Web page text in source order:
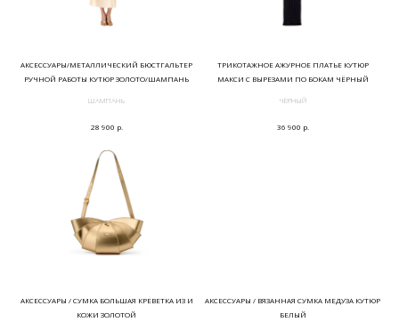
АКСЕССУАРЫ/МЕТАЛЛИЧЕСКИЙ БЮСТГАЛЬТЕР
РУЧНОЙ РАБОТЫ КУТЮР ЗОЛОТО/ШАМПАНЬ
ШАМПАНЬ
28 900 р.
ТРИКОТАЖНОЕ АЖУРНОЕ ПЛАТЬЕ КУТЮР
МАКСИ С ВЫРЕЗАМИ ПО БОКАМ ЧЁРНЫЙ
ЧЁРНЫЙ
36 900 р.
АКСЕССУАРЫ / СУМКА БОЛЬШАЯ КРЕВЕТКА ИЗ И
КОЖИ ЗОЛОТОЙ
АКСЕССУАРЫ / ВЯЗАННАЯ СУМКА МЕДУЗА КУТЮР
БЕЛЫЙ